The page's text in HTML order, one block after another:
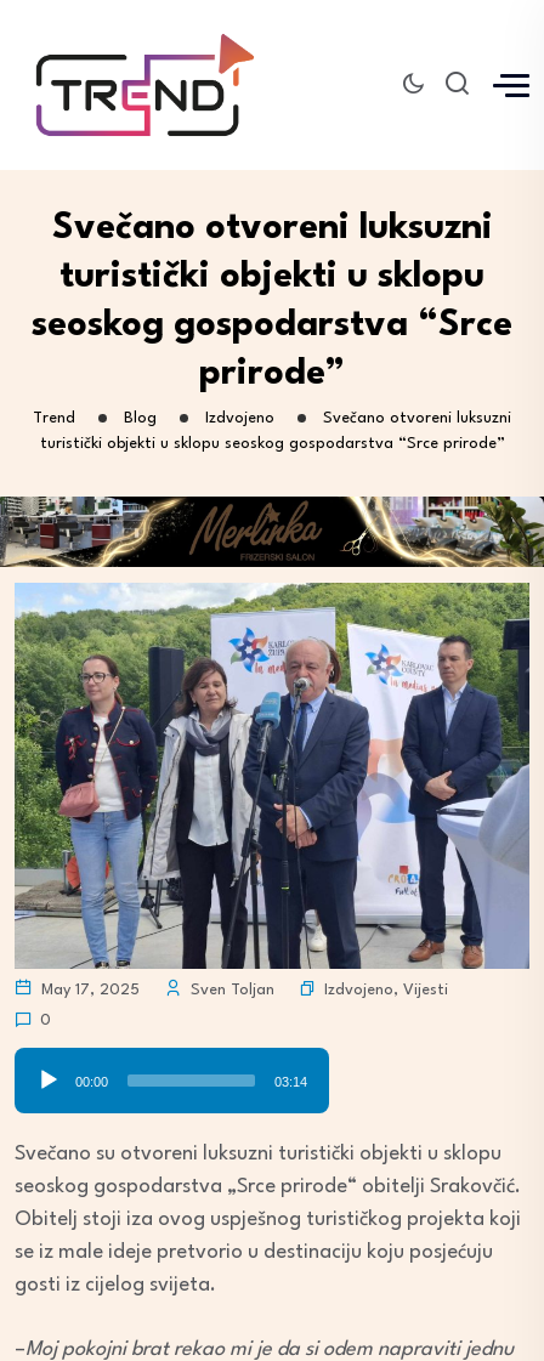
Svečano otvoreni luksuzni
turistički objekti u sklopu
seoskog gospodarstva “Srce
prirode”
Trend Blog Izdvojeno
Svečano otvoreni luksuzni
turistički objekti u sklopu seoskog gospodarstva “Srce prirode”
May 17, 2025 Sven Toljan Izdvojeno, Vijesti
0
Audio
Player
00:00 03:14
Svečano su otvoreni luksuzni turistički objekti u sklopu
seoskog gospodarstva „Srce prirode“ obitelji Srakovčić.
Obitelj stoji iza ovog uspješnog turističkog projekta koji
se iz male ideje pretvorio u destinaciju koju posjećuju
gosti iz cijelog svijeta.
–Moj pokojni brat rekao mi je da si odem napraviti jednu